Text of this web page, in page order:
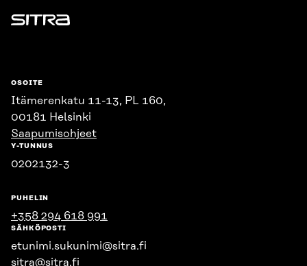
Sitra
OSOITE
Itämerenkatu 11-13, PL 160,
00181 Helsinki
Saapumisohjeet
Y-TUNNUS
0202132-3
PUHELIN
+358 294 618 991
SÄHKÖPOSTI
etunimi.sukunimi@sitra.fi
sitra@sitra.fi